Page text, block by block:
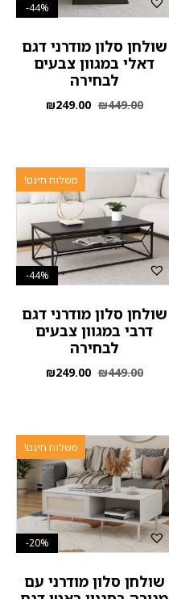
44%-
שולחן סלון מודרני דגם
דאלי במגוון צבעים
לבחירה
₪449.00
₪249.00
משלוח חינם!
44%-
שולחן סלון מודרני דגם
דרבי במגוון צבעים
לבחירה
₪449.00
₪249.00
משלוח חינם!
20%-
שולחן סלון מודרני עם